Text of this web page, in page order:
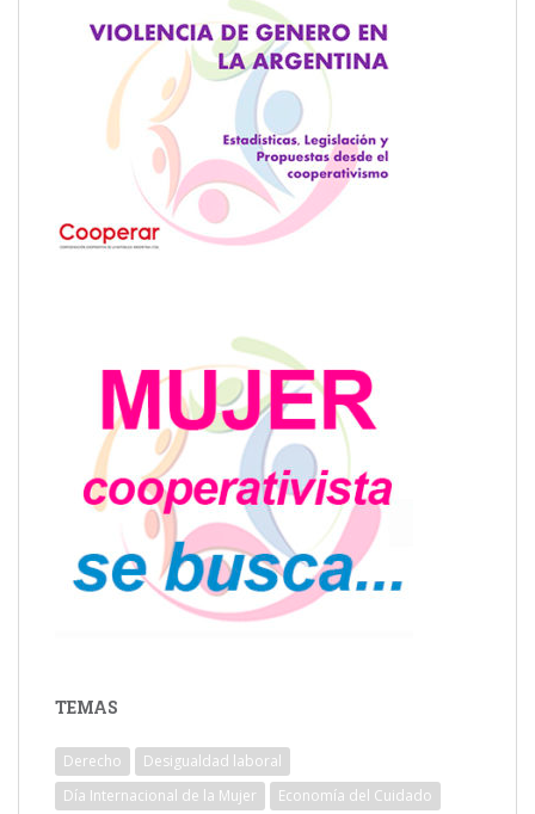
TEMAS
Derecho
Desigualdad laboral
Día Internacional de la Mujer
Economía del Cuidado